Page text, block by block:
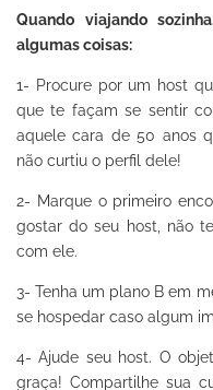
Quando viajando
algumas coisas:
1- Procure por um host
que te façam se sentir
aquele cara de 50 anos
não curtiu o perfil dele!
2- Marque o primeiro
gostar do seu host, não
com ele.
3- Tenha um plano B em
se hospedar caso algum
4- Ajude seu host. O
graça! Compartilhe sua